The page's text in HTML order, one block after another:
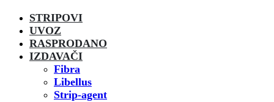
STRIPOVI
UVOZ
RASPRODANO
IZDAVAČI
Fibra
Libellus
Strip-agent